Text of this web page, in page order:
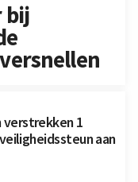
bij
1
aan